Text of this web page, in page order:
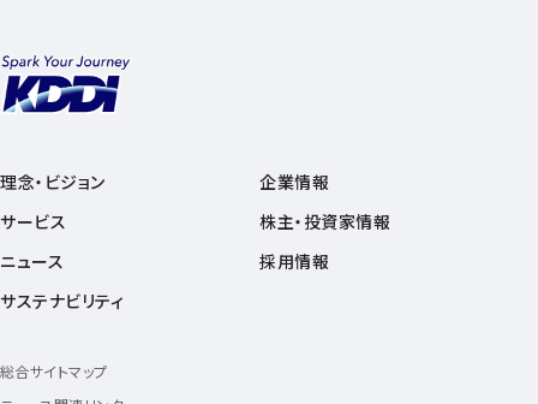
理念・ビジョン
サービス
ニュース
サステナビリティ
企業情報
株主・投資家情報
採用情報
総合サイトマップ